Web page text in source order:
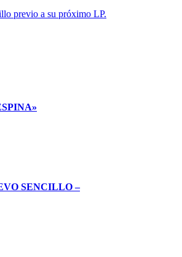
previo a su próximo LP.
SENCILLO –